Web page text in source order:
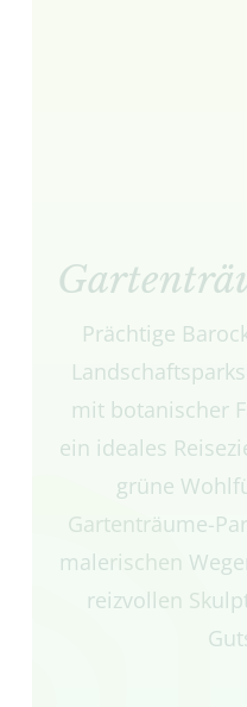
Prächtige
mit botanischer
ein ideales
grüne
Gartenträume-
malerischen
reizvollen